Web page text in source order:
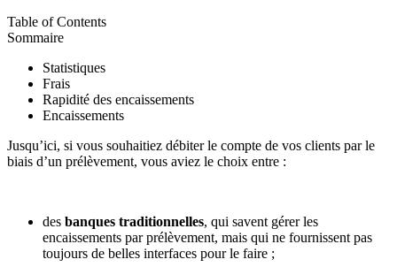
Table of Contents
Sommaire
Statistiques
Frais
Rapidité des encaissements
Encaissements
Jusqu’ici, si vous souhaitiez débiter le compte de vos clients par le
biais d’un prélèvement, vous aviez le choix entre :
des banques traditionnelles, qui savent gérer les
encaissements par prélèvement, mais qui ne fournissent pas
toujours de belles interfaces pour le faire ;